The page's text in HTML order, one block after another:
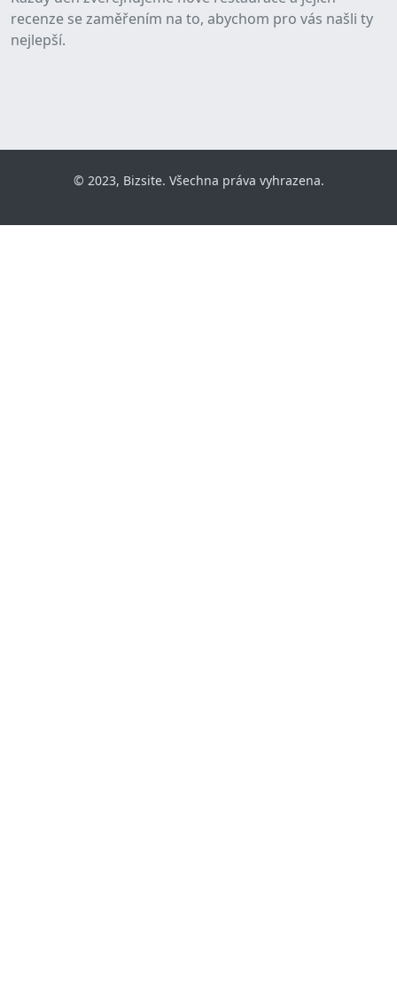
recenze se zaměřením na to, abychom pro vás našli ty
nejlepší.
© 2023, Bizsite. Všechna práva vyhrazena.